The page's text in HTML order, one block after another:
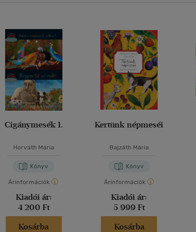
Cigánymesék 1.
Horváth Mária
Könyv
Árinformációk
Kiadói ár:
4 200 Ft
Kosárba
Kertünk népmeséi
Bajzáth Mária
Könyv
Árinformációk
Kiadói ár:
5 999 Ft
Kosárba